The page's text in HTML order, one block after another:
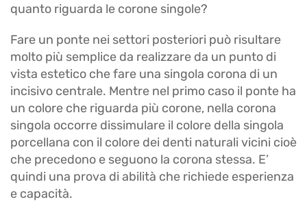
quanto riguarda le corone singole?
Fare un ponte nei settori posteriori può risultare
molto più semplice da realizzare da un punto di
vista estetico che fare una singola corona di un
incisivo centrale. Mentre nel primo caso il ponte ha
un colore che riguarda più corone, nella corona
singola occorre dissimulare il colore della singola
porcellana con il colore dei denti naturali vicini cioè
che precedono e seguono la corona stessa. E’
quindi una prova di abilità che richiede esperienza
e capacità.